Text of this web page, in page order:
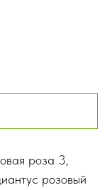
роза 3,
розовый